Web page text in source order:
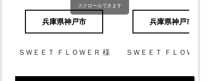
兵庫県神戸市
ＳＷＥＥＴ ＦＬＯＷＥＲ 様
兵庫県神戸市
ＳＷＥＥＴ ＦＬＯＷＥＲ 様
スクロールできます